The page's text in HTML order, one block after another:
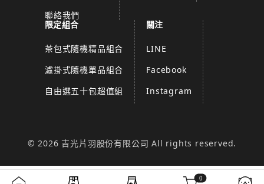
聯絡我們
限定組合
茶包式隨機精品組合
濾掛式隨機單品組合
自由選五十包超值組
關注
LINE
Facebook
Instagram
© 2026 吉光片羽股份有限公司 All rights reserved.
0